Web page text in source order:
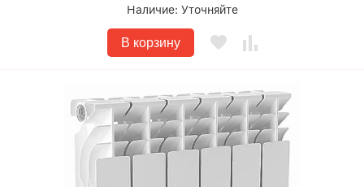
Наличие: Уточняйте
В корзину